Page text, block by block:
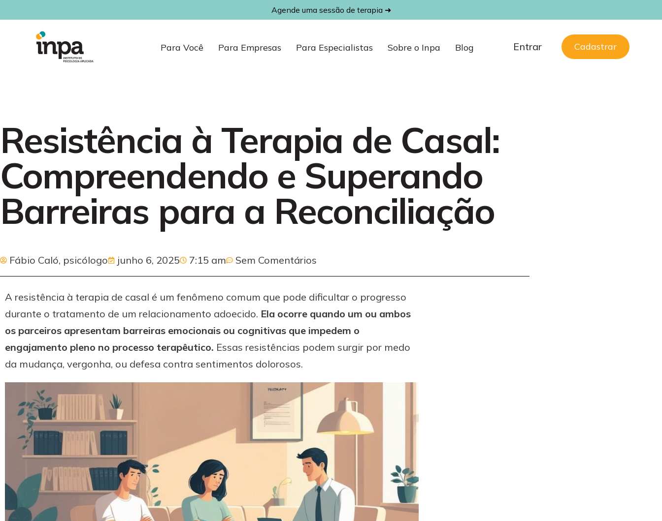
Agende uma sessão de terapia ➜
Para Você Para Empresas Para Especialistas Sobre o Inpa Blog Entrar Cadastrar
Resistência à Terapia de Casal:
Compreendendo e Superando
Barreiras para a Reconciliação
Fábio Caló, psicólogo junho 6, 2025 7:15 am Sem Comentários
A resistência à terapia de casal é um fenômeno comum que pode dificultar o progresso
durante o tratamento de um relacionamento adoecido. Ela ocorre quando um ou ambos
os parceiros apresentam barreiras emocionais ou cognitivas que impedem o
engajamento pleno no processo terapêutico. Essas resistências podem surgir por medo
da mudança, vergonha, ou defesa contra sentimentos dolorosos.